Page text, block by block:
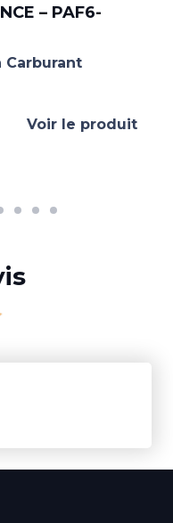
– PAF6-
Voir le produit